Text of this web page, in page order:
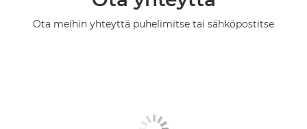
Ota meihin yhteyttä puhelimitse tai sähköpostitse